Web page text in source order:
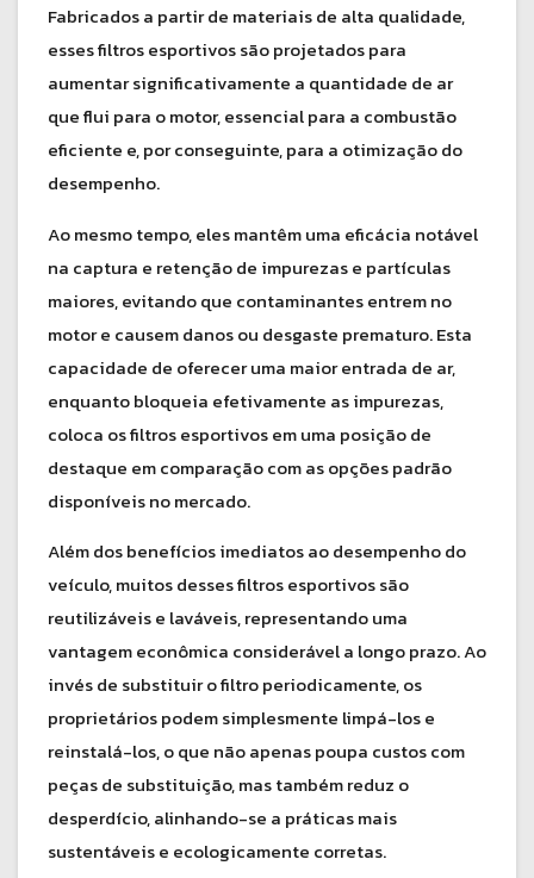
Fabricados a partir de materiais de alta qualidade,
esses filtros esportivos são projetados para
aumentar significativamente a quantidade de ar
que flui para o motor, essencial para a combustão
eficiente e, por conseguinte, para a otimização do
desempenho.
Ao mesmo tempo, eles mantêm uma eficácia notável
na captura e retenção de impurezas e partículas
maiores, evitando que contaminantes entrem no
motor e causem danos ou desgaste prematuro. Esta
capacidade de oferecer uma maior entrada de ar,
enquanto bloqueia efetivamente as impurezas,
coloca os filtros esportivos em uma posição de
destaque em comparação com as opções padrão
disponíveis no mercado.
Além dos benefícios imediatos ao desempenho do
veículo, muitos desses filtros esportivos são
reutilizáveis e laváveis, representando uma
vantagem econômica considerável a longo prazo. Ao
invés de substituir o filtro periodicamente, os
proprietários podem simplesmente limpá-los e
reinstalá-los, o que não apenas poupa custos com
peças de substituição, mas também reduz o
desperdício, alinhando-se a práticas mais
sustentáveis e ecologicamente corretas.